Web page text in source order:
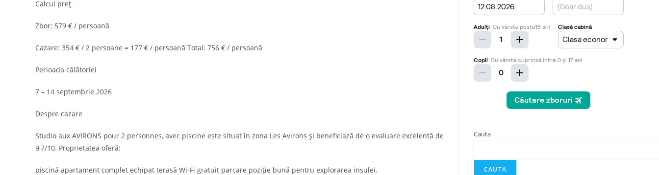
Calcul preț
Zbor: 579 € / persoană
Cazare: 354 € / 2 persoane = 177 € / persoană Total: 756 € / persoană
Perioada călătoriei
7 – 14 septembrie 2026
Despre cazare
Studio aux AVIRONS pour 2 personnes, avec piscine este situat în zona Les Avirons și beneficiază de o evaluare excelentă de
9,7/10. Proprietatea oferă:
piscină apartament complet echipat terasă Wi-Fi gratuit parcare poziție bună pentru explorarea insulei.
Cauta
CAUTA